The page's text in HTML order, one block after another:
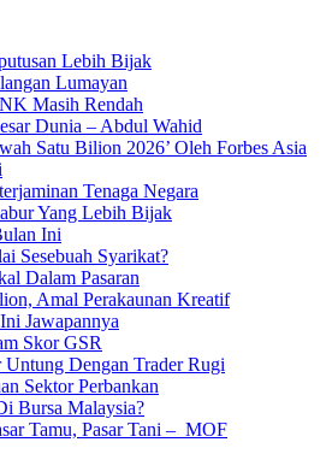
Lebih Bijak
Lumayan
Masih Rendah
Dunia – Abdul Wahid
Satu Bilion 2026’ Oleh Forbes Asia
Tenaga Negara
Yang Lebih Bijak
Ini
Sesebuah Syarikat?
Dalam Pasaran
Amal Perakaunan Kreatif
Jawapannya
Skor GSR
Dengan Trader Rugi
Sektor Perbankan
Bursa Malaysia?
Tamu, Pasar Tani – MOF